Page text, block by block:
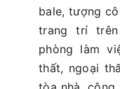
bale, tượng
trang trí
phòng làm
thất, ngoại